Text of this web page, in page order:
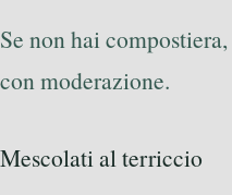
Se non hai
con moderazione.
Mescolati al terriccio